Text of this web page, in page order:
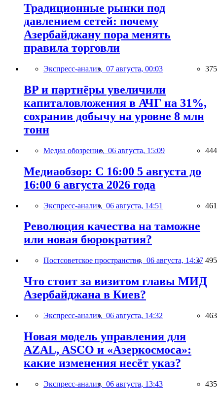
Традиционные рынки под
давлением сетей: почему
Азербайджану пора менять
правила торговли
Экспресс-анализ, 07 августа, 00:03 375
BP и партнёры увеличили
капиталовложения в АЧГ на 31%,
сохранив добычу на уровне 8 млн
тонн
Медиа обозрение, 06 августа, 15:09 444
Медиаобзор: С 16:00 5 августа до
16:00 6 августа 2026 года
Экспресс-анализ, 06 августа, 14:51 461
Революция качества на таможне
или новая бюрократия?
Постсоветское пространство, 06 августа, 14:37 495
Что стоит за визитом главы МИД
Азербайджана в Киев?
Экспресс-анализ, 06 августа, 14:32 463
Новая модель управления для
AZAL, ASCO и «Азеркосмоса»:
какие изменения несёт указ?
Экспресс-анализ, 06 августа, 13:43 435